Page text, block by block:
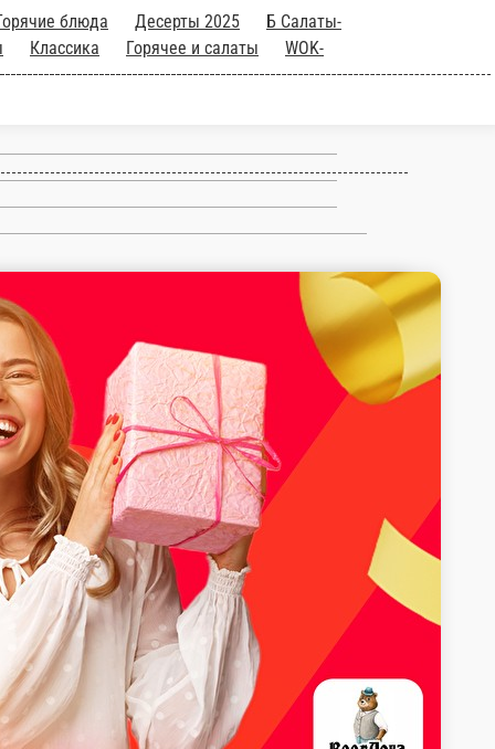
роллы
Б Горячие
Напитки Роллы
Запеченные
За баллы Чиббис Промо